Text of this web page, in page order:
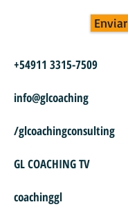
Enviar
+54911 3315-7509
info@glcoaching
/glcoachingconsulting
GL COACHING TV
coachinggl